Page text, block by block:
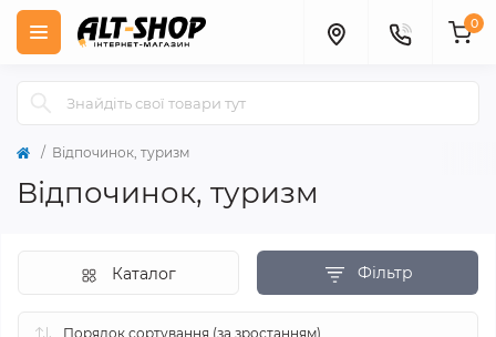
0
Відпочинок, туризм
Відпочинок, туризм
Фільтр
Каталог